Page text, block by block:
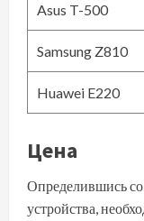
Asus T-500
Samsung Z810
Huawei E220
Цена
Определившись
устройства,